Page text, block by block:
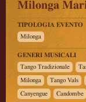
Milonga
TIPOLOGIA EVENTO
Milonga
GENERI MUSICALI
Tango Tradizionale
Milonga Tango Vals
Canyengue Candombe